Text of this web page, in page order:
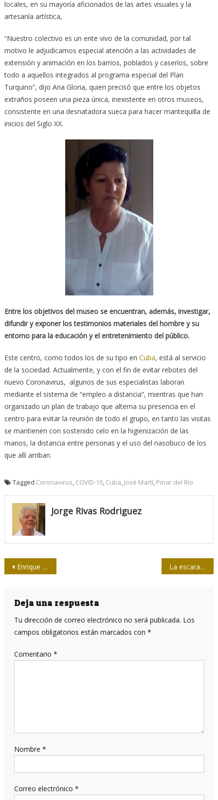
locales, en su mayoría aficionados de las artes visuales y la
artesanía artística,
“Nuestro colectivo es un ente vivo de la comunidad, por tal
motivo le adjudicamos especial atención a las actividades de
extensión y animación en los barrios, poblados y caseríos, sobre
todo a aquellos integrados al programa especial del Plan
Turquino”, dijo Ana Gloria, quien precisó que entre los objetos
extraños poseen una pieza única, inexistente en otros museos,
consistente en una desnatadora sueca para hacer mantequilla de
inicios del Siglo XX.
Entre los objetivos del museo se encuentran, además, investigar,
difundir y exponer los testimonios materiales del hombre y su
entorno para la educación y el entretenimiento del público.
Este centro, como todos los de su tipo en Cuba, está al servicio
de la sociedad. Actualmente, y con el fin de evitar rebotes del
nuevo Coronavirus, algunos de sus especialistas laboran
mediante el sistema de “empleo a distancia”, mientras que han
organizado un plan de trabajo que alterna su presencia en el
centro para evitar la reunión de todo el grupo, en tanto las visitas
se mantienen con sostenido celo en la higienización de las
manos, la distancia entre personas y el uso del nasobuco de los
que allí arriban.
Tagged Coronavirus COVID-19, Cuba José Martí, Pinar del Río
Jorge Rivas Rodriguez
Navegación
entradas
Enrique Pérez Díaz: La experiencia es el camino hacia la verdad La escarapela de José Martí en la Jornada por la Cultura Cubana
Deja una respuesta
Tu dirección de correo electrónico no será publicada. Los
campos obligatorios están marcados con *
Comentario *
Nombre *
Correo electrónico *